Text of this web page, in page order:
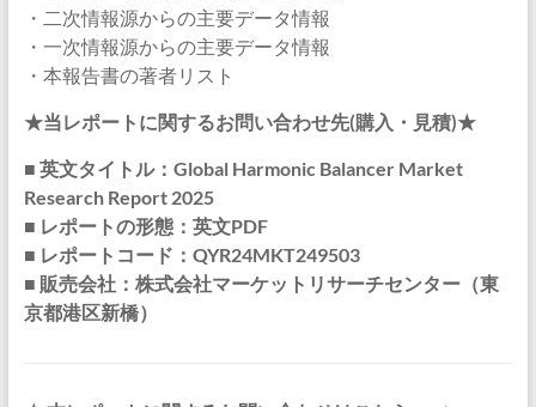
・二次情報源からの主要データ情報
・一次情報源からの主要データ情報
・本報告書の著者リスト
★当レポートに関するお問い合わせ先(購入・見積)★
■ 英文タイトル：Global Harmonic Balancer Market
Research Report 2025
■ レポートの形態：英文PDF
■ レポートコード：QYR24MKT249503
■ 販売会社：株式会社マーケットリサーチセンター（東
京都港区新橋）